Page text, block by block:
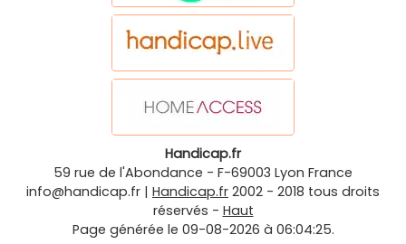
Handicap.fr
59 rue de l'Abondance - F-69003 Lyon France
info@handicap.fr | Handicap.fr 2002 - 2018 tous droits
réservés - Haut
Page générée le 09-08-2026 à 06:04:25.